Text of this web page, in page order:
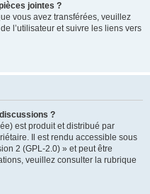
jointes ?
vous avez transférées, veuillez
l’utilisateur et suivre les liens vers
?
est produit et distribué par
Il est rendu accessible sous
2 (GPL-2.0) » et peut être
veuillez consulter la rubrique